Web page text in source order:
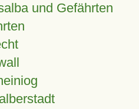
und Gefährten